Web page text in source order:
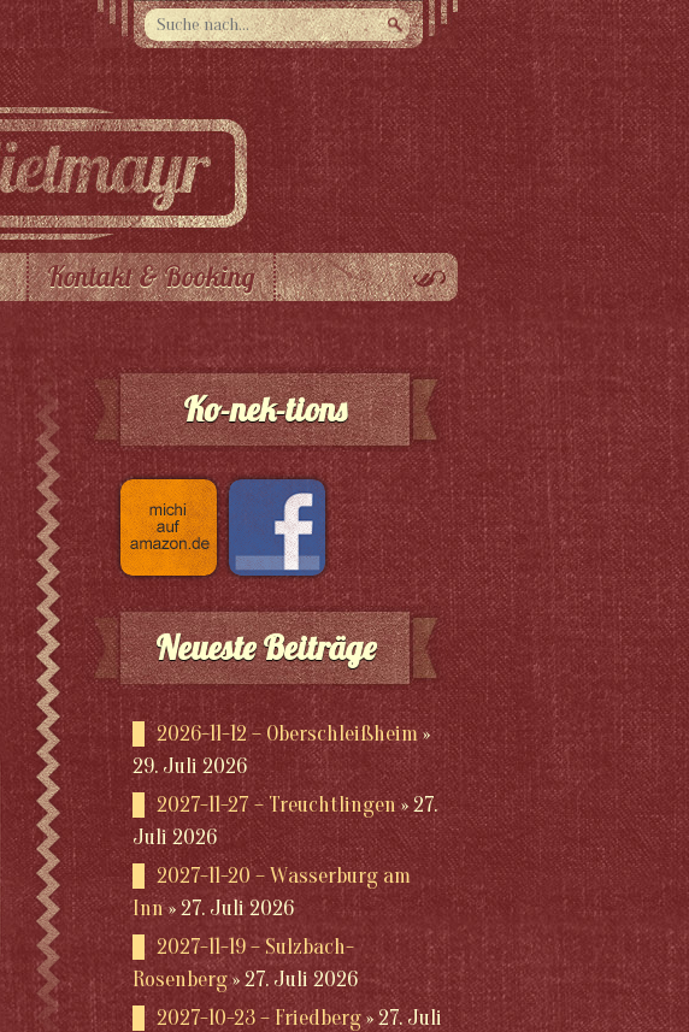
Kontakt & Booking
Ko-nek-tions
Neueste Beiträge
2026-11-12 – Oberschleißheim
29. Juli 2026
2027-11-27 – Treuchtlingen
27.
Juli 2026
2027-11-20 – Wasserburg am
Inn
27. Juli 2026
2027-11-19 – Sulzbach-
Rosenberg
27. Juli 2026
2027-10-23 – Friedberg
27. Juli